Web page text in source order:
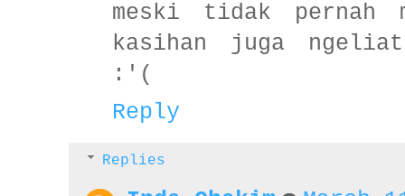
meski tidak pernah
kasihan juga
:'(
Reply
Replies